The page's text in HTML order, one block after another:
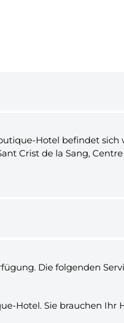
Hotel befindet
Crist de la Sang,
Die folgenden
Hotel. Sie brauchen Ihr